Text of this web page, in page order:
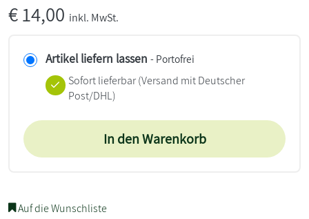
€14,00 inkl. MwSt.
Artikel liefern lassen - Portofrei
Sofort lieferbar(Versand mit Deutscher
Post/DHL)
In den Warenkorb
Auf die Wunschliste